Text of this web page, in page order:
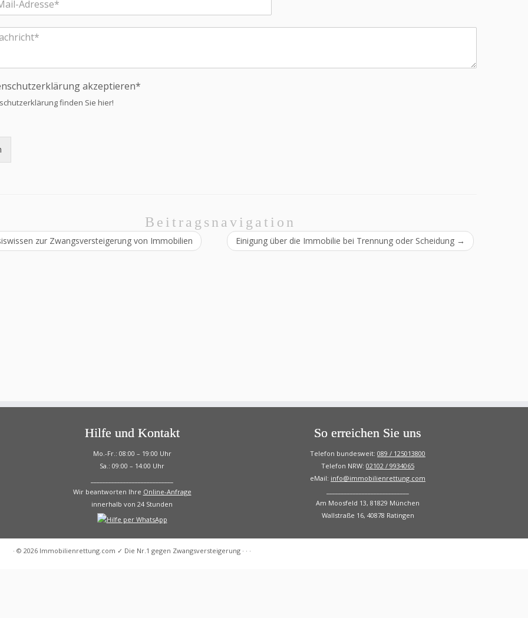
akzeptieren*
finden Sie hier!
Beitragsnavigation
zur Zwangsversteigerung von Immobilien Einigung über die Immobilie bei Trennung oder Scheidung →
Hilfe und Kontakt
Mo.-Fr.: 08:00 – 19:00 Uhr
Sa.: 09:00 – 14:00 Uhr
Wir beantworten Ihre Online-Anfrage
innerhalb von 24 Stunden
So erreichen Sie uns
Telefon bundesweit: 089 / 125013800
Telefon NRW: 02102 / 9934065
eMail: info@immobilienrettung.com
Am Moosfeld 13, 81829 München
Wallstraße 16, 40878 Ratingen
· © 2026 Immobilienrettung.com ✓ Die Nr.1 gegen Zwangsversteigerung · · ·